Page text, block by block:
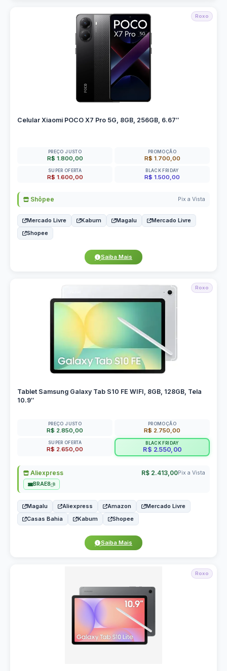
Roxo
Celular Xiaomi POCO X7 Pro 5G, 8GB, 256GB, 6.67″
PREÇO JUSTO
R$ 1.800,00
PROMOÇÃO
R$ 1.700,00
SUPER OFERTA
R$ 1.600,00
BLACK FRIDAY
R$ 1.500,00
Shôpee Pix a Vista
Mercado Livre Kabum Magalu
Mercado Livre
Shopee
Saiba Mais
Roxo
Tablet Samsung Galaxy Tab S10 FE WIFI, 8GB, 128GB, Tela
10.9″
PREÇO JUSTO
R$ 2.850,00
PROMOÇÃO
R$ 2.750,00
SUPER OFERTA
R$ 2.650,00
BLACK FRIDAY
R$ 2.550,00
Aliexpress R$ 2.413,00Pix a Vista
BRAE8
Magalu Aliexpress Amazon
Mercado Livre
Casas Bahia
Kabum Shopee
Saiba Mais
Roxo